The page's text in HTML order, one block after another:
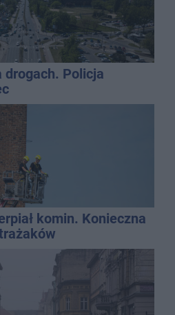
drogach. Policja
komin. Konieczna